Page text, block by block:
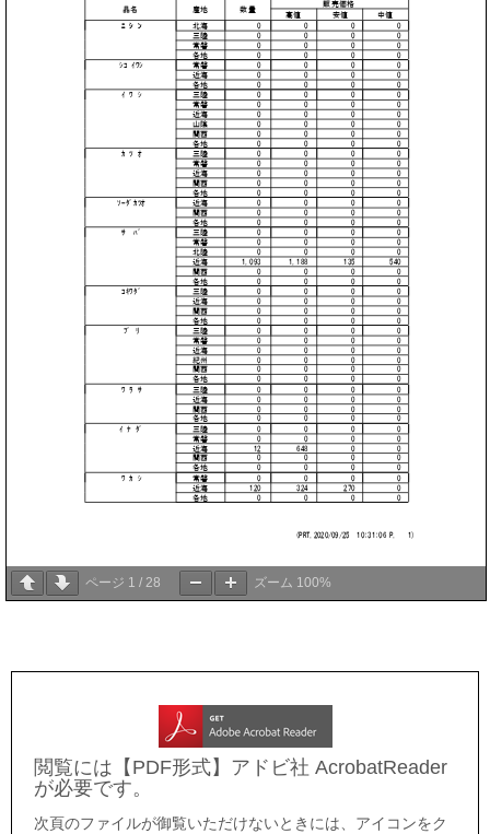
ページ 1 / 28 ズーム 100%
閲覧には【PDF形式】アドビ社 AcrobatReader
が必要です。
次頁のファイルが御覧いただけないときには、アイコンをク